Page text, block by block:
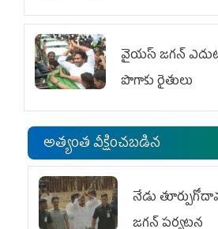
వైయ‌స్‌ జగన్
పొగాకు రైతులు
అత్యంత వీక్షించబడిన
నేడు